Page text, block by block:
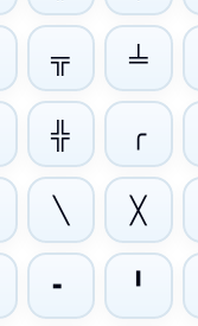
╦ ╧
╬ ╭
╲ ╳
╸ ╹